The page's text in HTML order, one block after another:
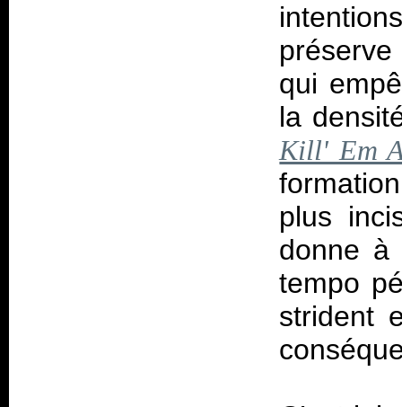
qui
la
Kill' Em
plus
donne
tempo
strident